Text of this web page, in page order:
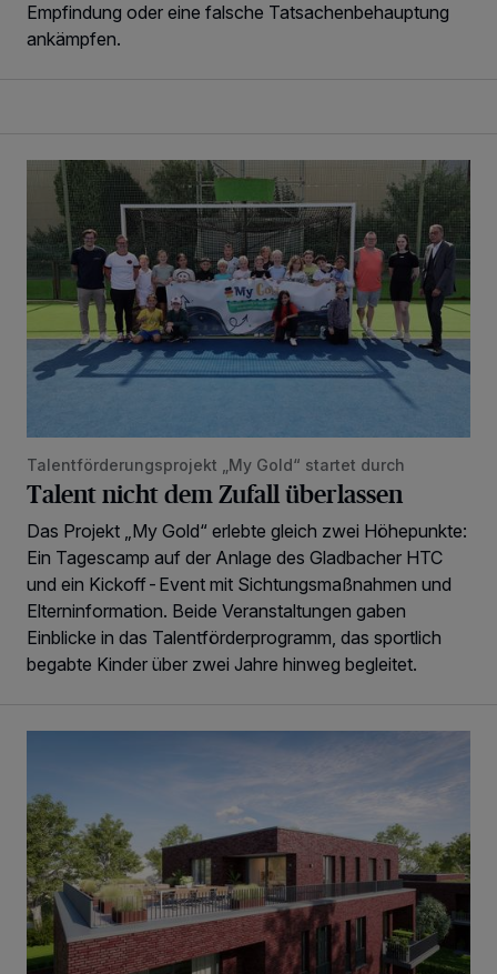
Empfindung oder eine falsche Tatsachenbehauptung
ankämpfen.
Talent nicht dem Zufall überlassen
Talentförderungsprojekt „My Gold“ startet durch
Talent nicht dem Zufall überlassen
Das Projekt „My Gold“ erlebte gleich zwei Höhepunkte:
Ein Tagescamp auf der Anlage des Gladbacher HTC
und ein Kickoff-Event mit Sichtungsmaßnahmen und
Elterninformation. Beide Veranstaltungen gaben
Einblicke in das Talentförderprogramm, das sportlich
begabte Kinder über zwei Jahre hinweg begleitet.
Der Grundstein für die Kaiserhöfe ist gelegt